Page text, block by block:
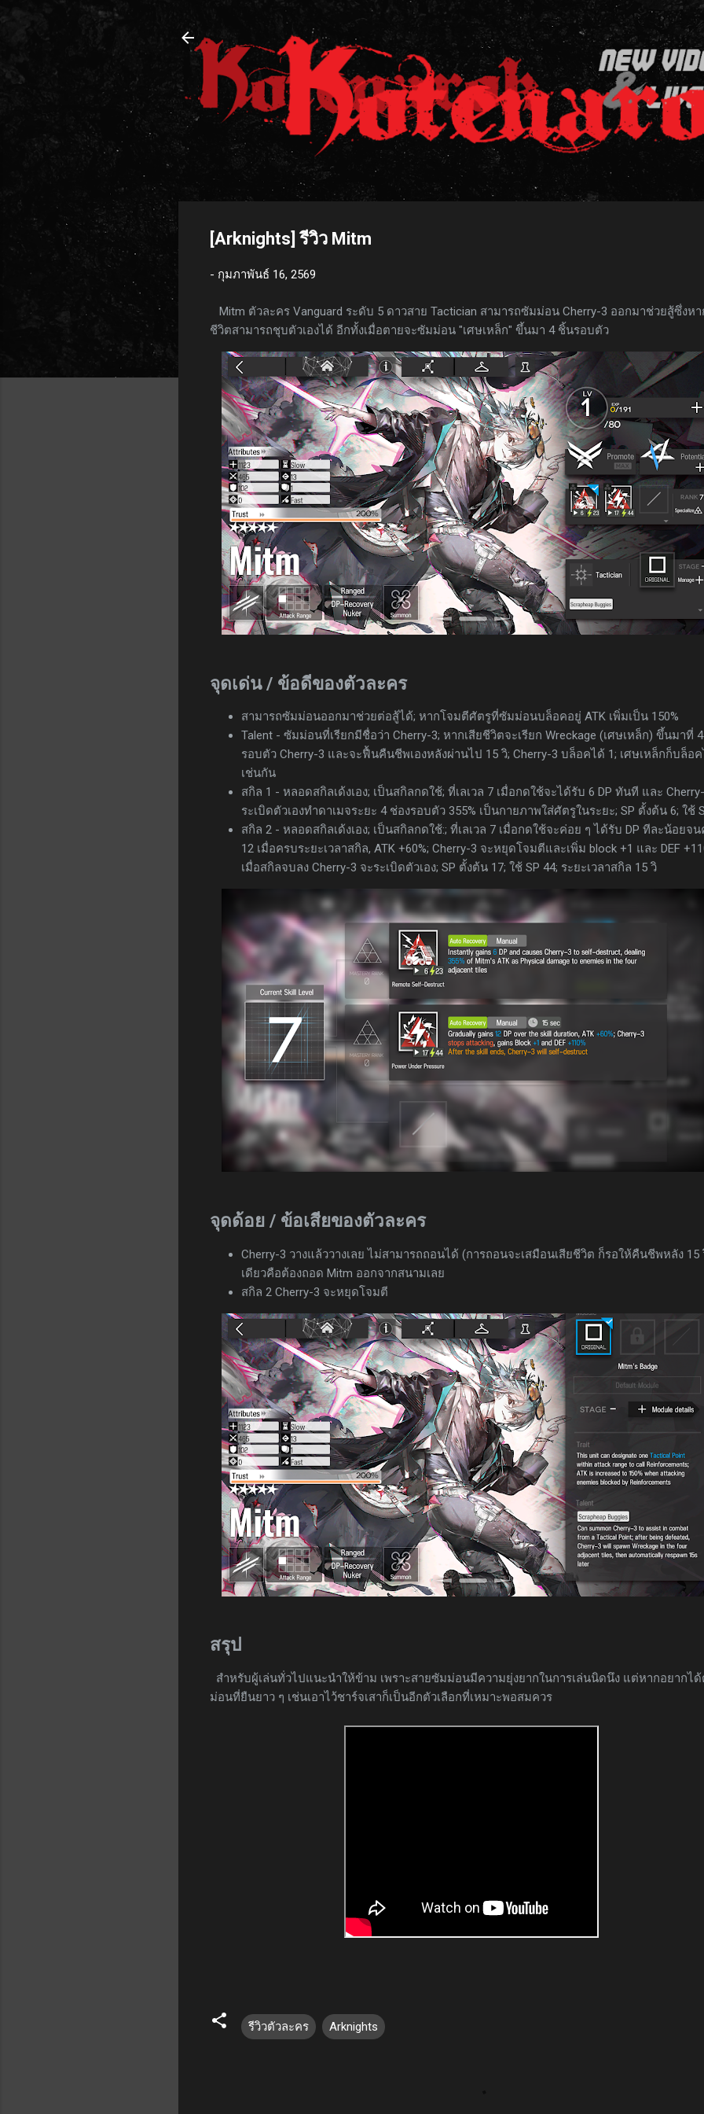
ข้ามไปที่เนื้อหาหลัก
[Arknights] รีวิว Mitm
- กุมภาพันธ์ 16, 2569
Mitm ตัวละคร Vanguard ระดับ 5 ดาวสาย Tactician สามารถซัมม่อน Cherry-3 ออกมาช่วยสู้ซึ่งหา
ชีวิตสามารถชุบตัวเองได้ อีกทั้งเมื่อตายจะซัมม่อน "เศษเหล็ก" ขึ้นมา 4 ชิ้นรอบตัว
จุดเด่น / ข้อดีของตัวละคร
สามารถซัมม่อนออกมาช่วยต่อสู้ได้; หากโจมตีศัตรูที่ซัมม่อนบล็อคอยู่ ATK เพิ่มเป็น 150%
Talent - ซัมม่อนที่เรียกมีชื่อว่า Cherry-3; หากเสียชีวิตจะเรียก Wreckage (เศษเหล็ก) ขึ้นมาที่
รอบตัว Cherry-3 และจะฟื้นคืนชีพเองหลังผ่านไป 15 วิ; Cherry-3 บล็อคได้ 1; เศษเหล็กก็บล็อ
เช่นกัน
สกิล 1 - หลอดสกิลเด้งเอง; เป็นสกิลกดใช้; ที่เลเวล 7 เมื่อกดใช้จะได้รับ 6 DP ทันที และ
ระเบิดตัวเองทำดาเมจระยะ 4 ช่องรอบตัว 355% เป็นกายภาพใส่ศัตรูในระยะ; SP ตั้งต้น 6; ใช้
สกิล 2 - หลอดสกิลเด้งเอง; เป็นสกิลกดใช้:; ที่เลเวล 7 เมื่อกดใช้จะค่อย ๆ ได้รับ DP ทีละน้อยจ
12 เมื่อครบระยะเวลาสกิล, ATK +60%; Cherry-3 จะหยุดโจมตีและเพิ่ม block +1 และ DEF
เมื่อสกิลจบลง Cherry-3 จะระเบิดตัวเอง; SP ตั้งต้น 17; ใช้ SP 44; ระยะเวลาสกิล 15 วิ
จุดด้อย / ข้อเสียของตัวละคร
Cherry-3 วางแล้ววางเลย ไม่สามารถถอนได้ (การถอนจะเสมือนเสียชีวิต ก็รอให้คืนชีพหลัง 15
เดียวคือต้องถอด Mitm ออกจากสนามเลย
สกิล 2 Cherry-3 จะหยุดโจมตี
สรุป
สำหรับผู้เล่นทั่วไปแนะนำให้ข้าม เพราะสายซัมม่อนมีความยุ่งยากในการเล่นนิดนึง แต่หากอยากไ
ม่อนที่ยืนยาว ๆ เช่นเอาไว้ชาร์จเสาก็เป็นอีกตัวเลือกที่เหมาะพอสมควร
รีวิวตัวละคร Arknights